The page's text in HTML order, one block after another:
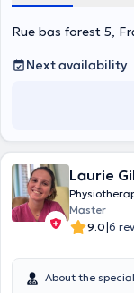
Rue bas forest 5,
Next availability
Laurie
Master
9.0|6
About the